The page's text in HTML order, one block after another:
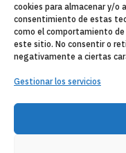
cookies para almacenar y/o
consentimiento de estas
como el comportamiento
este sitio. No consentir o
negativamente a ciertas
Gestionar los servicios